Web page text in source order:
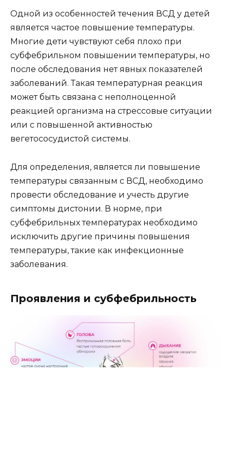
Одной из особенностей течения ВСД у детей
является частое повышение температуры.
Многие дети чувствуют себя плохо при
субфебрильном повышении температуры, но
после обследования нет явных показателей
заболеваний. Такая температурная реакция
может быть связана с неполноценной
реакцией организма на стрессовые ситуации
или с повышенной активностью
вегетососудистой системы.
Для определения, является ли повышение
температуры связанным с ВСД, необходимо
провести обследование и учесть другие
симптомы дистонии. В норме, при
субфебрильных температурах необходимо
исключить другие причины повышения
температуры, такие как инфекционные
заболевания.
Проявления и субфебрильность